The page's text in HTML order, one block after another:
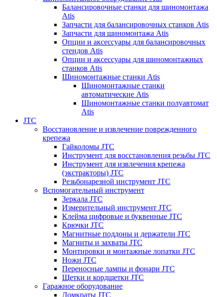
Балансировочные станки для шиномонтажа
Atis
Запчасти для балансировочных станков Atis
Запчасти для шиномонтажа Atis
Опции и аксессуары для балансировочных
стендов Atis
Опции и аксессуары для шиномонтажных
станков Atis
Шиномонтажные станки Atis
Шиномонтажные станки
автоматические Atis
Шиномонтажные станки полуавтомат
Atis
JTC
Восстановление и извлечение поврежденного
крепежа
Гайколомы JTC
Инструмент для восстановления резьбы JTC
Инструмент для извлечения крепежа
(экстракторы) JTC
Резьбонарезной инструмент JTC
Вспомогательный инструмент
Зеркала JTC
Измерительный инструмент JTC
Клейма цифровые и буквенные JTC
Крючки JTC
Магнитные поддоны и держатели JTC
Магниты и захваты JTC
Монтировки и монтажные лопатки JTC
Ножи JTC
Переносные лампы и фонари JTC
Щетки и кордщетки JTC
Гаражное оборудование
Домкраты JTC